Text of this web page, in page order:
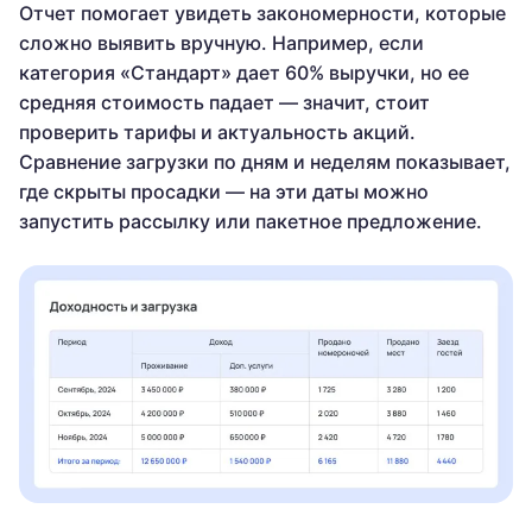
Отчет помогает увидеть закономерности, которые
сложно выявить вручную. Например, если
категория «Стандарт» дает 60% выручки, но ее
средняя стоимость падает — значит, стоит
проверить тарифы и актуальность акций.
Сравнение загрузки по дням и неделям показывает,
где скрыты просадки — на эти даты можно
запустить рассылку или пакетное предложение.